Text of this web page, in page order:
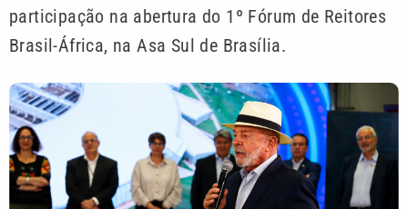
participação na abertura do 1º Fórum de Reitores
Brasil-África, na Asa Sul de Brasília.